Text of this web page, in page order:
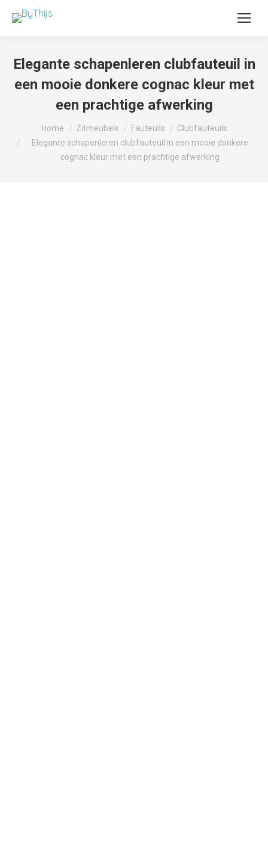
Elegante schapenleren clubfauteuil in
een mooie donkere cognac kleur met
een prachtige afwerking
Je bent hier:
Home Zitmeubels Fauteuils
Clubfauteuils
Elegante schapenleren clubfauteuil in een mooie donkere
cognac kleur met een prachtige afwerking